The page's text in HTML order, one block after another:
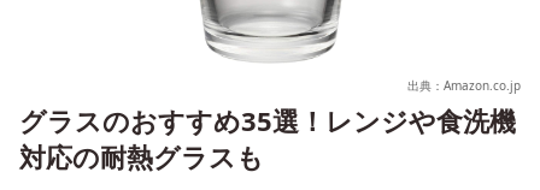
出典：Amazon.co.jp
グラスのおすすめ35選！レンジや食洗機
対応の耐熱グラスも